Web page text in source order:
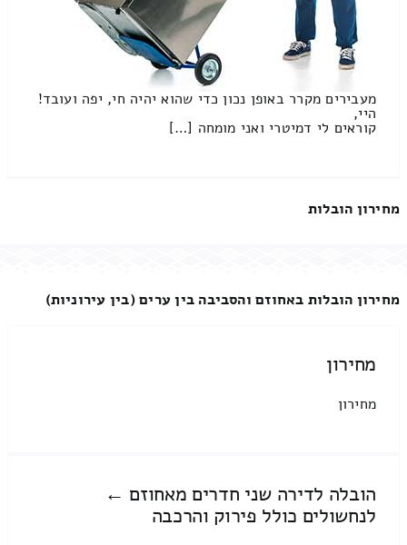
מעבירים מקרר באופן נכון כדי שהוא יהיה חי, יפה ועובד!
היי,
קוראים לי דמיטרי ואני מומחה […]
מחירון הובלות
מחירון הובלות באחוזם והסביבה בין ערים (בין עירוניות)
מחירון
מחירון
הובלה לדירה שני חדרים מאחוזם ←
לנחשולים כולל פירוק והרכבה